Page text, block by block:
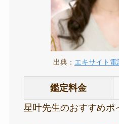
出典： エキサイト電
鑑定料金
星叶先生のおすすめポ